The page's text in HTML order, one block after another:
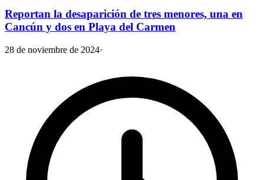
Reportan la desaparición de tres menores, una en
Cancún y dos en Playa del Carmen
28 de noviembre de 2024·